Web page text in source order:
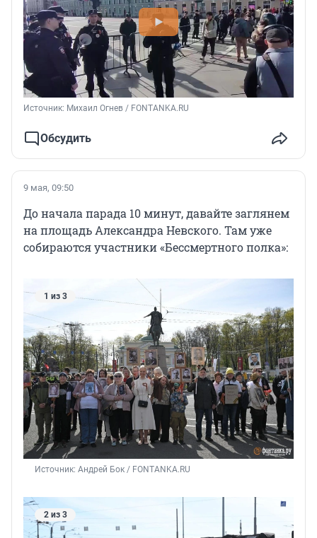
Источник: Михаил Огнев / FONTANKA.RU
Обсудить
9 мая, 09:50
До начала парада 10 минут, давайте заглянем
на площадь Александра Невского. Там уже
собираются участники «Бессмертного полка»:
1 из 3
Источник: Андрей Бок / FONTANKA.RU
2 из 3